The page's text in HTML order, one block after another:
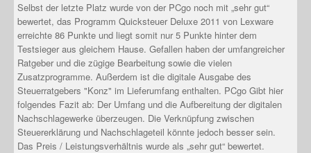
Selbst der letzte Platz wurde von der PCgo noch mit „sehr gut“
bewertet, das Programm Quicksteuer Deluxe 2011 von Lexware
erreichte 86 Punkte und liegt somit nur 5 Punkte hinter dem
Testsieger aus gleichem Hause. Gefallen haben der umfangreicher
Ratgeber und die zügige Bearbeitung sowie die vielen
Zusatzprogramme. Außerdem ist die digitale Ausgabe des
Steuerratgebers "Konz" im Lieferumfang enthalten. PCgo Gibt hier
folgendes Fazit ab: Der Umfang und die Aufbereitung der digitalen
Nachschlagewerke überzeugen. Die Verknüpfung zwischen
Steuererklärung und Nachschlageteil könnte jedoch besser sein.
Das Preis / Leistungsverhältnis wurde als „sehr gut“ bewertet.